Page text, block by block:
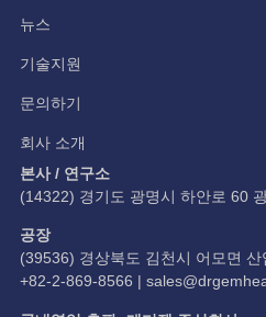
뉴스
기술지원
문의하기
회사 소개
본사 / 연구소
(14322) 경기도 광명시 하안로 60
공장
(39536) 경상북도 김천시 어모면 산
+82-2-869-8566 |